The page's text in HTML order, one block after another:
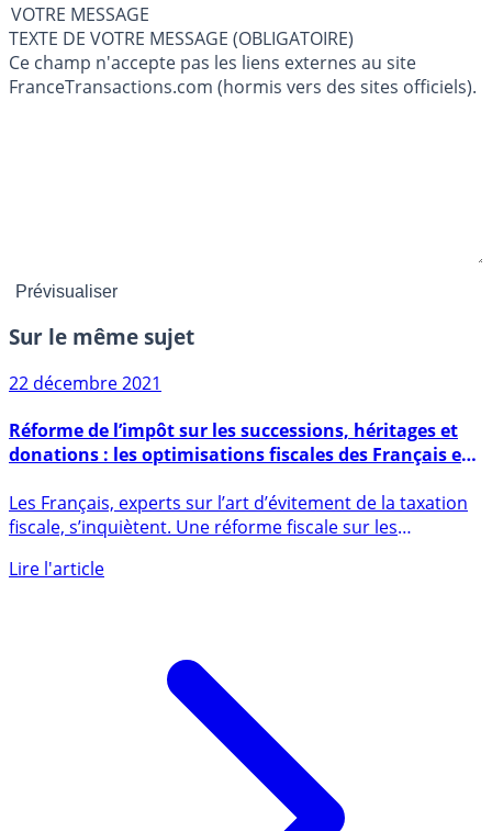
VOTRE MESSAGE
TEXTE DE VOTRE MESSAGE (OBLIGATOIRE)
Ce champ n'accepte pas les liens externes au site
FranceTransactions.com (hormis vers des sites officiels).
Sur le même sujet
22 décembre 2021
donations : les optimisations fiscales des Français en
ligne de mire ?
fiscale, s’inquiètent. Une réforme fiscale sur les